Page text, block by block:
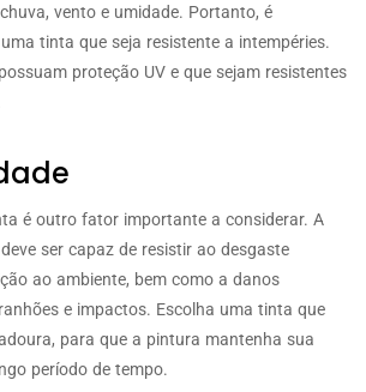
vento e umidade. Portanto, é
tinta que seja resistente a intempéries.
proteção UV e que sejam resistentes
é outro fator importante a considerar. A
ser capaz de resistir ao desgaste
ao ambiente, bem como a danos
e impactos. Escolha uma tinta que
para que a pintura mantenha sua
período de tempo.